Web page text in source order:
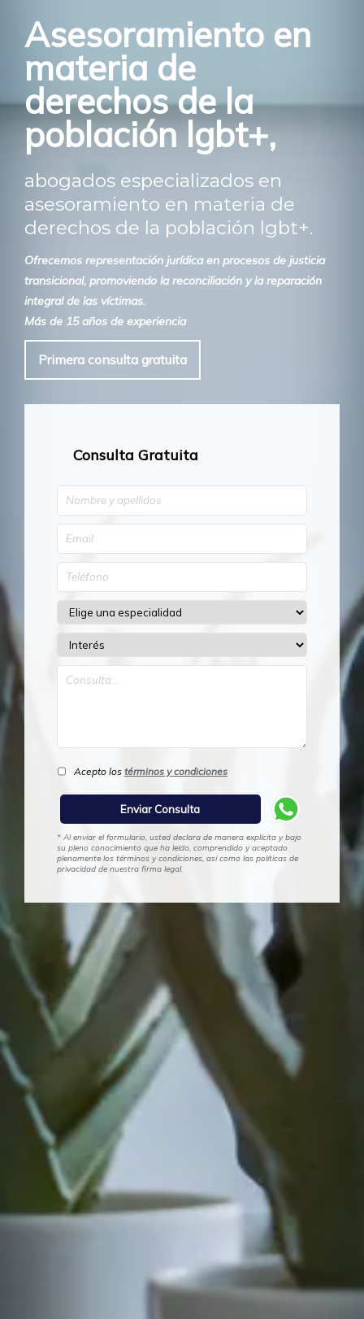
Asesoramiento en
materia de
derechos de la
población lgbt+,
abogados especializados en
asesoramiento en materia de
derechos de la población lgbt+.
Ofrecemos representación jurídica en procesos de justicia
transicional, promoviendo la reconciliación y la reparación
integral de las víctimas.
Más de 15 años de experiencia
Primera consulta gratuita
Consulta Gratuita
Acepto los términos y condiciones
* Al enviar el formulario, usted declara de manera explícita y bajo
su pleno conocimiento que ha leído, comprendido y aceptado
plenamente los términos y condiciones, así como las políticas de
privacidad de nuestra firma legal.